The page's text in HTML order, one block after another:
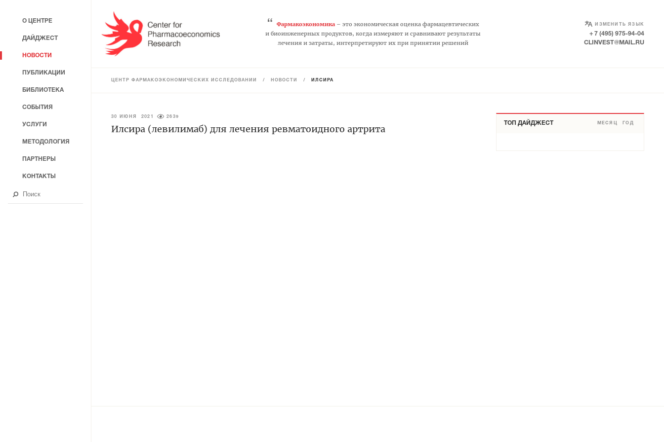
“ Фармакоэкономика– это экономическая оценка фармацевтических
и биоинженерных продуктов, когда измеряют и сравнивают результаты
лечения и затраты, интерпретируют их при принятии решений
ИЗМЕНИТЬ ЯЗЫК
SELECT LANGUAGE
+ 7 (495) 975-94-04
CLINVEST@MAIL.RU
ЦЕНТР ФАРМАКОЭКОНОМИЧЕСКИХ ИССЛЕДОВАНИЙ / НОВОСТИ / ИЛСИРА
30 ИЮНЯ 2021 2639
Илсира (левилимаб) для лечения ревматоидного артрита ТОП ДАЙДЖЕСТ МЕСЯЦ ГОД
О ЦЕНТРЕ
ДАЙДЖЕСТ
НОВОСТИ
ПУБЛИКАЦИИ
БИБЛИОТЕКА
СОБЫТИЯ
УСЛУГИ
МЕТОДОЛОГИЯ
ПАРТНЕРЫ
КОНТАКТЫ